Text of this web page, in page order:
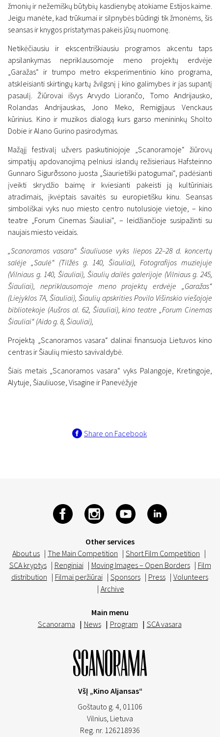
žmonių ir nežemiškų būtybių kasdienybę atokiame Estijos kaime.
Jeigu manėte, kad trūkumai ir silpnybės būdingi tik žmonėms, šis
seansas ir knygos pristatymas pakeis jūsų nuomonę.
Netikėčiausiu ir ekscentriškiausiu programos akcentu taps
apsilankymas nepriklausomoje meno projektų erdvėje
„Garažas“ ir trumpo metro eksperimentinio kino programa,
atskleisianti skirtingų kartų žvilgsnį į kino galimybes ir jas supantį
pasaulį. Žiūrovai išvys Arvydo Liorančo, Tomo Andrijausko,
Rolandas Andrijauskas, Jono Meko, Remigijaus Venckaus
kūrinius. Kino ir muzikos dialogą kurs garso menininkų Sholto
Dobie ir Alano Gurino pasirodymas.
Mažąjį festivalį užvers paskutiniojoje „Scanoramoje“ žiūrovų
simpatijų apdovanojimą pelniusi islandų režisieriaus Hafsteinno
Gunnaro Sigurðssono juosta „Šiaurietiški patogumai“, padėsianti
įveikti skrydžio baimę ir kviesianti pakeisti ją kultūriniais
atradimais, įkvėptais savaitės su europietišku kinu. Seansas
simboliškai vyks nuo miesto centro nutolusioje vietoje, – kino
teatre „Forum Cinemas Šiauliai“, – leidžiančioje susipažinti su
naujais miesto veidais.
„Scanoramos vasara“ Šiauliuose vyks liepos 22–28 d. koncertų
salėje „Saulė“ (Tilžės g. 140, Šiauliai), Fotografijos muziejuje
(Vilniaus g. 140, Šiauliai), Šiaulių dailės galerijoje (Vilniaus g. 245,
Šiauliai), nepriklausomoje meno projektų erdvėje „Garažas“
(Liejyklos 7A, Šiauliai), Šiaulių apskrities Povilo Višinskio viešojoje
bibliotekoje (Aušros al. 62, Šiauliai), kino teatre „Forum Cinemas
Šiauliai“ (Aido g. 8, Šiauliai),
Projektą „Scanoramos vasara“ dalinai finansuoja Lietuvos kino
centras ir Šiaulių miesto savivaldybė.
Šiais metais „Scanoramos vasara“ vyks Palangoje, Kretingoje,
Alytuje, Šiauliuose, Visagine ir Panevėžyje
Share on Facebook
Other services
About us | The Main Competition | Short Film Competition |
SCA kryptys | Renginiai | Moving Images – Open Borders | Film
distribution | Filmai peržiūrai | Sponsors | Press | Volunteers
| Archive
Main menu
Scanorama | News | Program | SCA vasara
VšĮ „Kino Aljansas“
Goštauto g. 4, 01106
Vilnius, Lietuva
Reg. nr. 126218936